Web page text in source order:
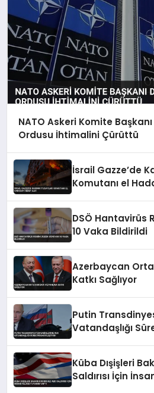
NATO Askeri Komite
Ordusu İhtimalini Çürüttü
İsrail Gazze’de
Komutanı el
DSÖ Hantavirüs
10 Vaka Bildirildi
Azerbaycan
Katkı Sağlıyor
Putin
Vatandaşlığı
Küba Dışişleri
Saldırısı İçin